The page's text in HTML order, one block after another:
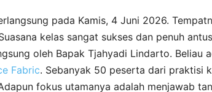
pada Kamis, 4 Juni 2026.
kelas sangat sukses dan penuh
oleh Bapak Tjahyadi Lindarto. Beliau
Fabric. Sebanyak 50 peserta dari praktisi
fokus utamanya adalah menjawab